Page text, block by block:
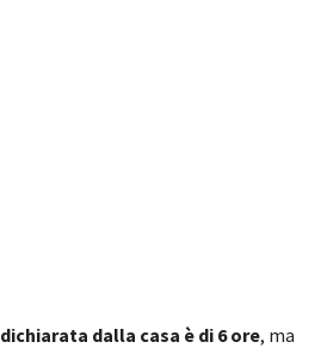
dichiarata dalla casa è di 6 ore, ma